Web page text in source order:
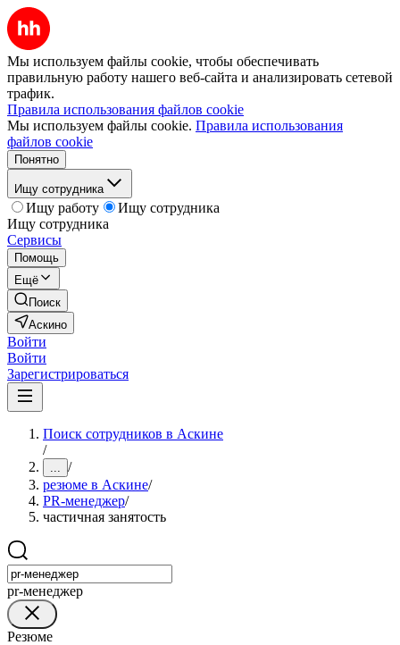
Мы используем файлы cookie, чтобы обеспечивать
правильную работу нашего веб-сайта и анализировать сетевой
трафик.
Правила использования файлов cookie
Мы используем файлы cookie. Правила использования
файлов cookie
Понятно
Ищу сотрудника
Ищу работу
Ищу сотрудника
Ищу сотрудника
Сервисы
Помощь
Ещё
Поиск
Аскино
Войти
Войти
Зарегистрироваться
Поиск сотрудников в Аскине
/
... /
резюме в Аскине/
PR-менеджер/
частичная занятость
pr-менеджер
Резюме